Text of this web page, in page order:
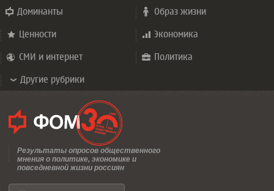
Доминанты Образ жизни
Ценности Экономика
СМИ и интернет Политика
Другие рубрики
Результаты опросов общественного
мнения о политике, экономике и
повседневной жизни россиян